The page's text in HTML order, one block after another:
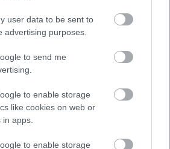
user data to be sent to
advertising purposes.
to send me
to enable storage
like cookies on web or
apps.
to enable storage
prípade, že je strešný plášť v